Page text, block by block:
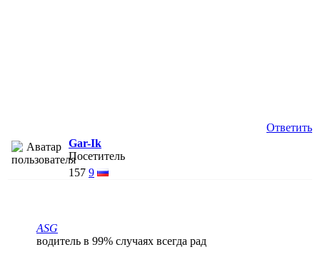
Ответить
Gar-Ik
Посетитель
157 9
АSG
водитель в 99% случаях всегда рад